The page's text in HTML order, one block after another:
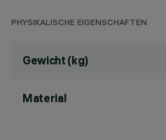
PHYSIKALISCHE EIGENSCHAFTEN
Gewicht (kg)
Material